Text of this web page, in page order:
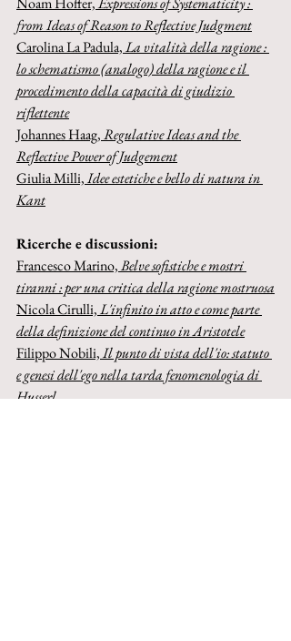
from Ideas of Reason to Reflective Judgment
Carolina La Padula, La vitalità della ragione :
lo schematismo (analogo) della ragione e il
procedimento della capacità di giudizio
riflettente
Johannes Haag, Regulative Ideas and the
Reflective Power of Judgement
Giulia Milli, Idee estetiche e bello di natura in
Kant
Ricerche e discussioni:
Francesco Marino, Belve sofistiche e mostri
tiranni : per una critica della ragione mostruosa
Nicola Cirulli, L'infinito in atto e come parte
della definizione del continuo in Aristotele
Filippo Nobili, Il punto di vista dell'io: statuto
e genesi dell'ego nella tarda fenomenologia di
Husserl